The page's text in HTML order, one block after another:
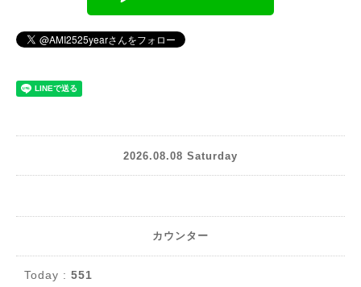
2026.08.08 Saturday
カウンター
Today : 551